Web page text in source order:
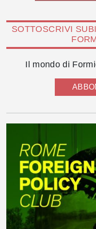
SOTTOSCRIVI
Il mondo di